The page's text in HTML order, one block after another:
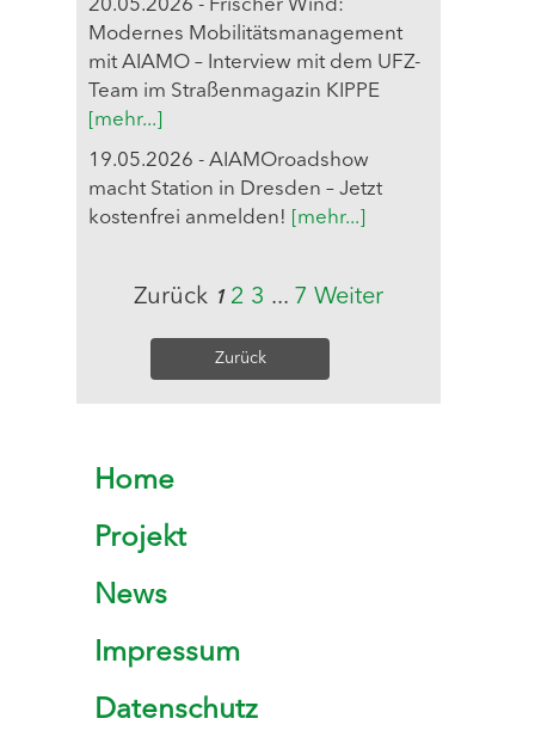
20.05.2026 - Frischer Wind:
Modernes Mobilitätsmanagement
mit AIAMO – Interview mit dem UFZ-
Team im Straßenmagazin KIPPE
[mehr...]
19.05.2026 - AIAMOroadshow
macht Station in Dresden – Jetzt
kostenfrei anmelden!
[mehr...]
Zurück 1 2 3 ... 7 Weiter
Zurück
Home
Projekt
News
Impressum
Datenschutz